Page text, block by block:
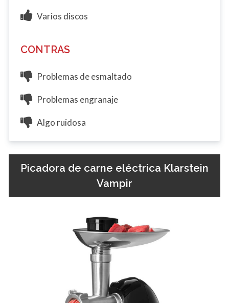
Varios discos
CONTRAS
Problemas de esmaltado
Problemas engranaje
Algo ruidosa
Picadora de carne eléctrica Klarstein
Vampir